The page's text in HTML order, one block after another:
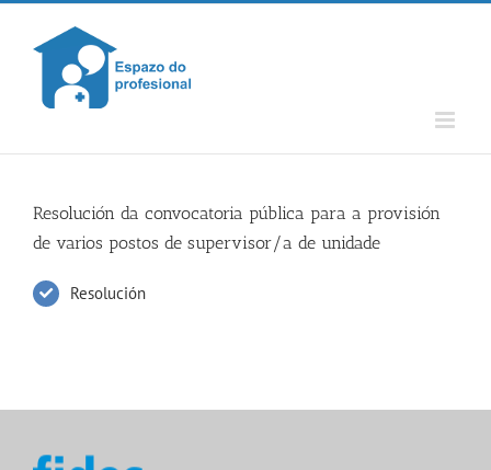
Skip
content
Resolución da convocatoria pública para a provisión
de varios postos de supervisor/a de unidade
Resolución